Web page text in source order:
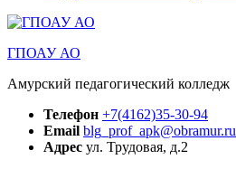
ГПОАУ АО
Амурский педагогический колледж
Телефон +7(4162)35-30-94
Email blg_prof_apk@obramur.ru
Адрес ул. Трудовая, д.2